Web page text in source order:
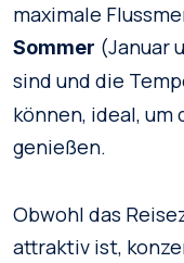
maximale
Sommer (Januar
sind und die
können, ideal,
genießen.
Obwohl das
attraktiv ist,